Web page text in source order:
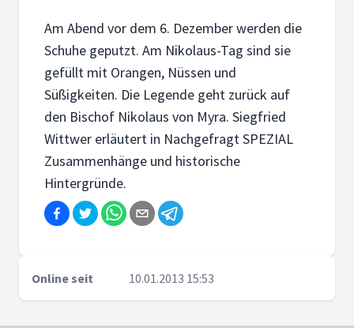
Am Abend vor dem 6. Dezember werden die
Schuhe geputzt. Am Nikolaus-Tag sind sie
gefüllt mit Orangen, Nüssen und
Süßigkeiten. Die Legende geht zurück auf
den Bischof Nikolaus von Myra. Siegfried
Wittwer erläutert in Nachgefragt SPEZIAL
Zusammenhänge und historische
Hintergründe.
Online seit 10.01.2013 15:53